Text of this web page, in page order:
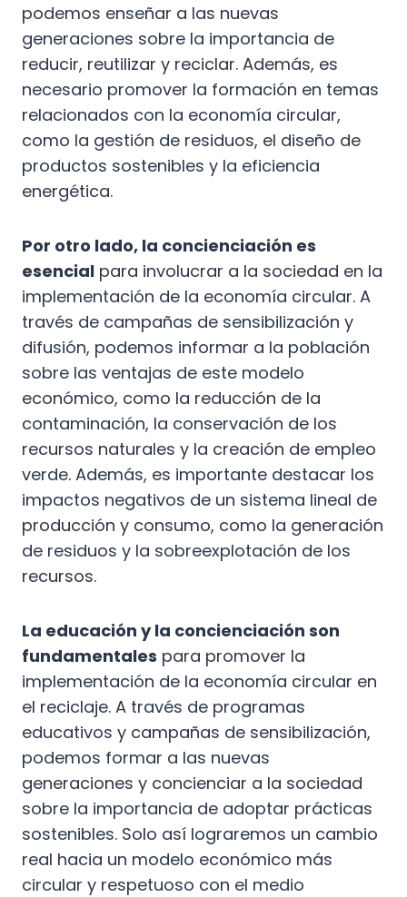
podemos enseñar a las nuevas
generaciones sobre la importancia de
reducir, reutilizar y reciclar. Además, es
necesario promover la formación en temas
relacionados con la economía circular,
como la gestión de residuos, el diseño de
productos sostenibles y la eficiencia
energética.
Por otro lado, la concienciación es
esencial para involucrar a la sociedad en la
implementación de la economía circular. A
través de campañas de sensibilización y
difusión, podemos informar a la población
sobre las ventajas de este modelo
económico, como la reducción de la
contaminación, la conservación de los
recursos naturales y la creación de empleo
verde. Además, es importante destacar los
impactos negativos de un sistema lineal de
producción y consumo, como la generación
de residuos y la sobreexplotación de los
recursos.
La educación y la concienciación son
fundamentales para promover la
implementación de la economía circular en
el reciclaje. A través de programas
educativos y campañas de sensibilización,
podemos formar a las nuevas
generaciones y concienciar a la sociedad
sobre la importancia de adoptar prácticas
sostenibles. Solo así lograremos un cambio
real hacia un modelo económico más
circular y respetuoso con el medio